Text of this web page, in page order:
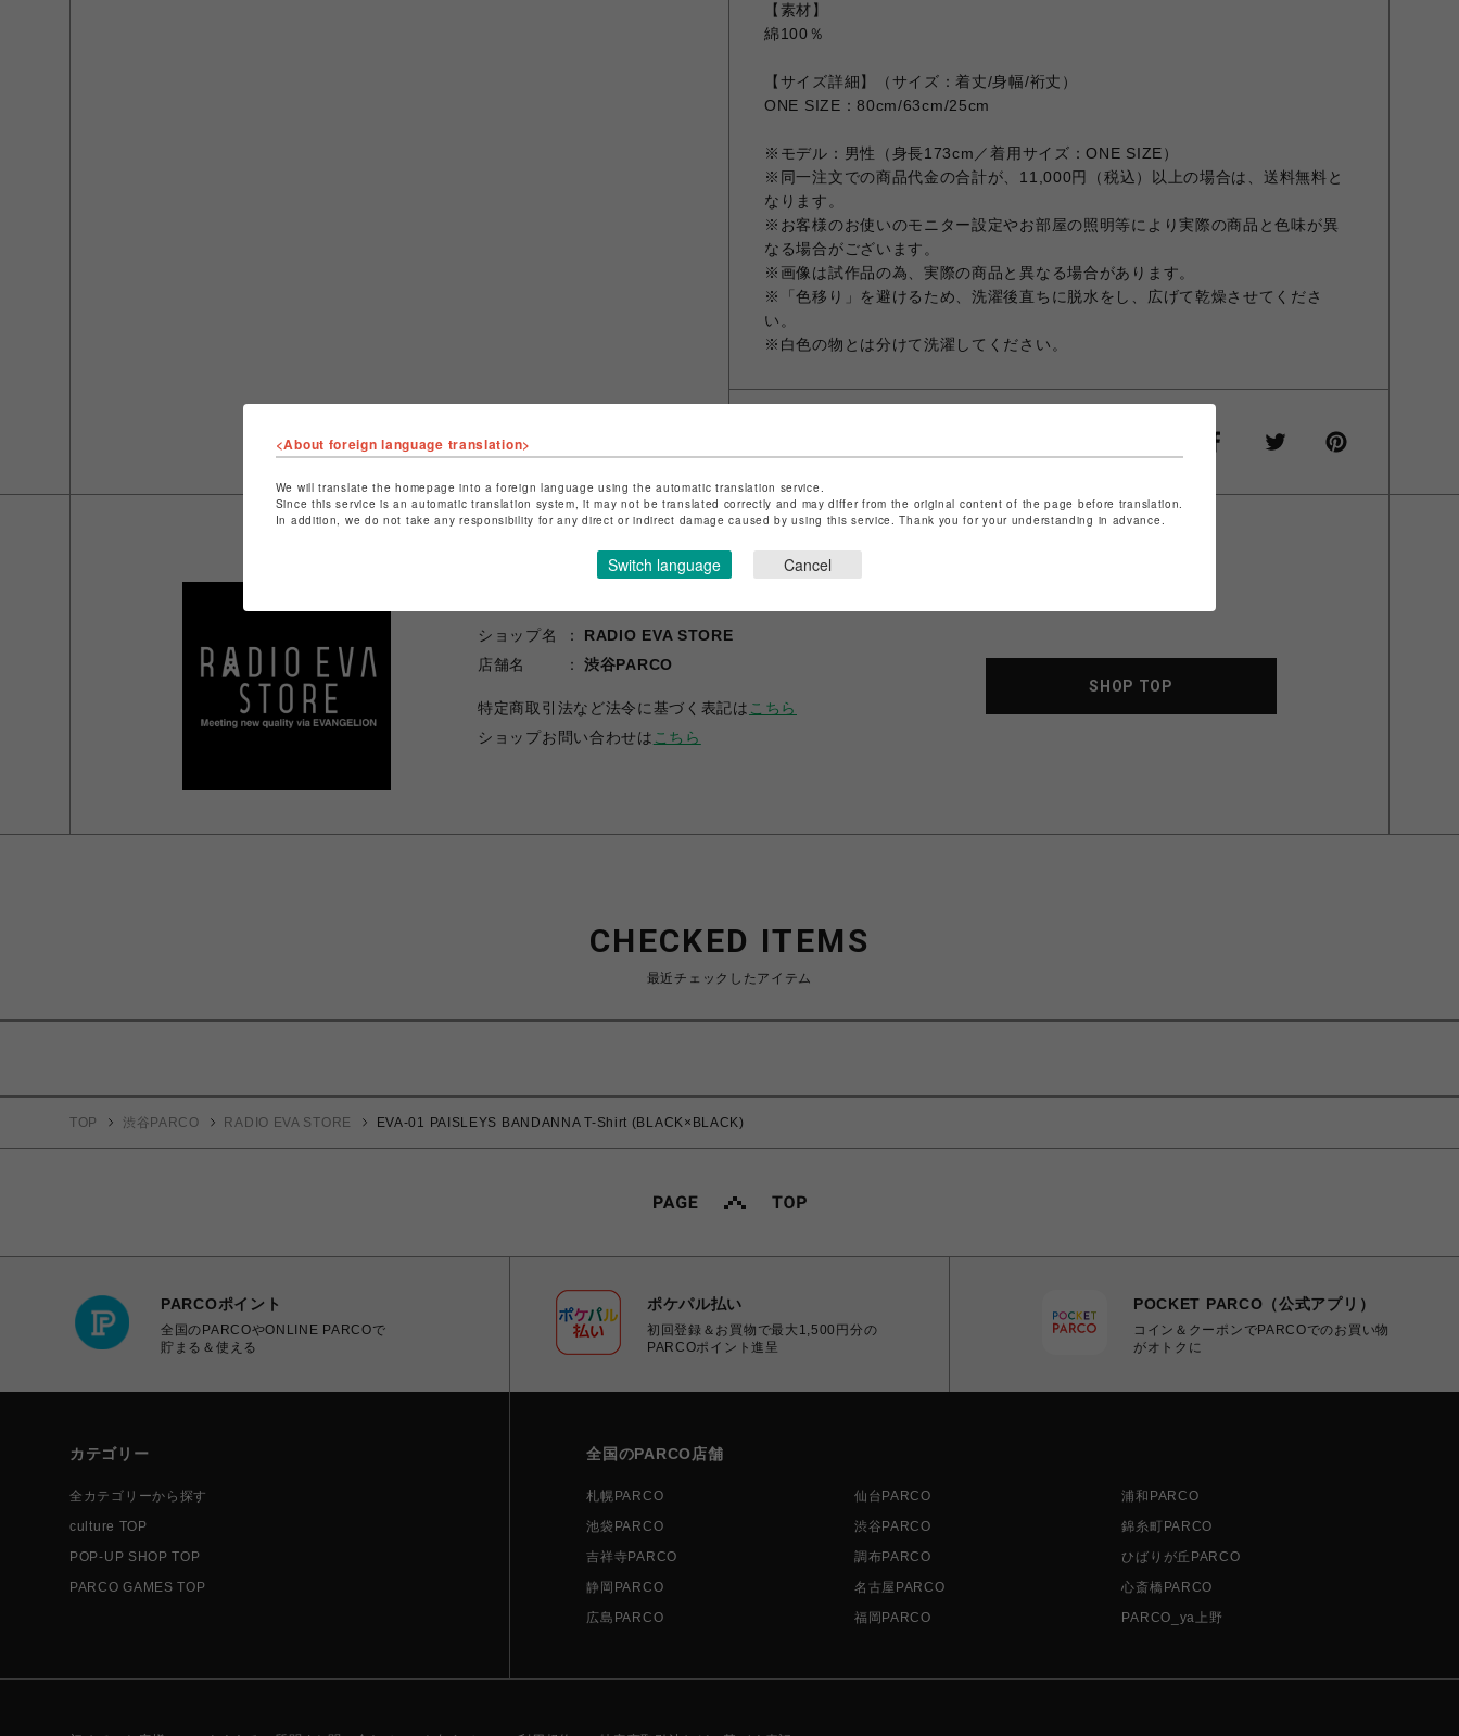
【素材】
綿100％
【サイズ詳細】（サイズ：着丈/身幅/裄丈）
ONE SIZE：80cm/63cm/25cm
※モデル：男性（身長173cm／着用サイズ：ONE SIZE）
※同一注文での商品代金の合計が、11,000円（税込）以上の場合は、送料無料と
なります。
※お客様のお使いのモニター設定やお部屋の照明等により実際の商品と色味が異
なる場合がございます。
※画像は試作品の為、実際の商品と異なる場合があります。
※「色移り」を避けるため、洗濯後直ちに脱水をし、広げて乾燥させてくださ
い。
※白色の物とは分けて洗濯してください。
ショップ名
RADIO EVA STORE
店舗名
渋谷PARCO
特定商取引法など法令に基づく表記は こちら
ショップお問い合わせは こちら
SHOP TOP
CHECKED ITEMS
最近チェックしたアイテム
TOP 渋谷PARCO RADIO EVA STORE EVA-01 PAISLEYS BANDANNA T-Shirt (BLACK×BLACK)
PARCOポイント
全国のPARCOやONLINE PARCOで
貯まる＆使える
ポケパル払い
初回登録＆お買物で最大1,500円分の
PARCOポイント進呈
POCKET PARCO（公式アプリ）
コイン＆クーポンでPARCOでのお買い物
がオトクに
カテゴリー
全カテゴリーから探す
culture TOP
POP-UP SHOP TOP
PARCO GAMES TOP
全国のPARCO店舗
札幌PARCO 仙台PARCO
浦和PARCO
池袋PARCO
渋谷PARCO
錦糸町PARCO
吉祥寺PARCO
調布PARCO
ひばりが丘PARCO
静岡PARCO
名古屋PARCO
心斎橋PARCO
広島PARCO
福岡PARCO PARCO_ya上野
<About foreign language translation>
We will translate the homepage into a foreign language using the automatic translation service.
Since this service is an automatic translation system, it may not be translated correctly and may differ from the original content of the page before translation.
In addition, we do not take any responsibility for any direct or indirect damage caused by using this service. Thank you for your understanding in advance.
Switch language Cancel